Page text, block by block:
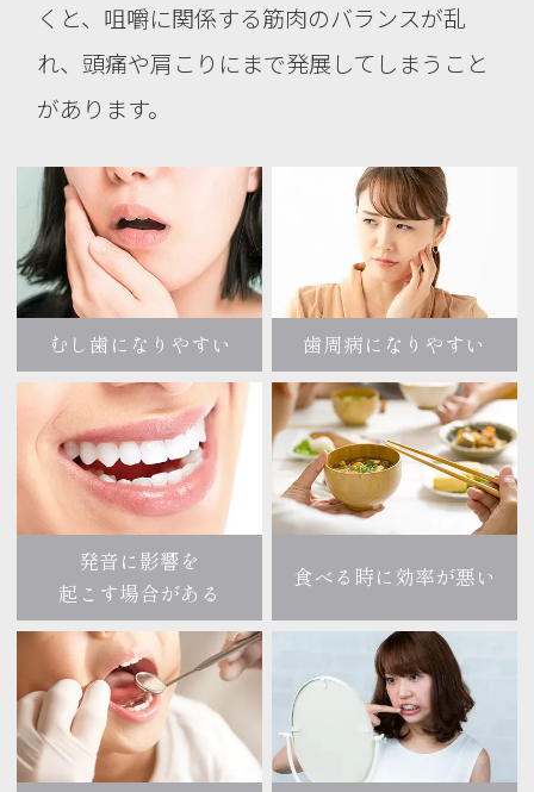
くと、咀嚼に関係する筋肉のバランスが乱
れ、 頭痛や肩こりにまで発展してしまうこと
があります。
むし歯になりやすい 歯周病になりやすい
発音に影響を
起こす場合がある
食べる時に効率が悪い